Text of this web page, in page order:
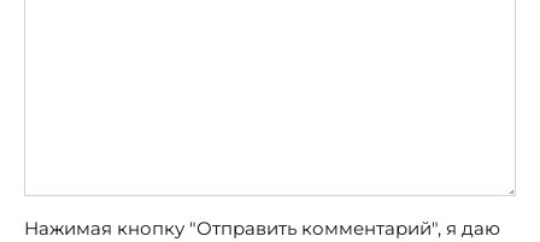
Нажимая кнопку "Отправить комментарий", я даю